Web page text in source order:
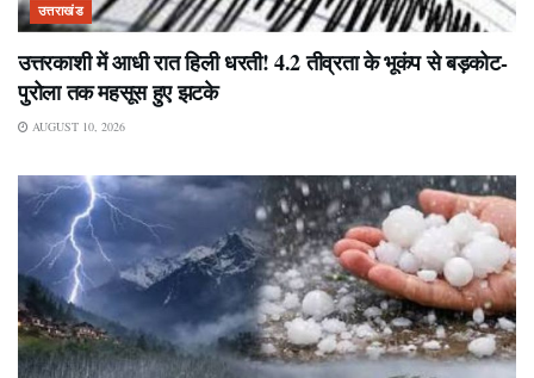
उत्तराखंड
उत्तरकाशी में आधी रात हिली धरती! 4.2 तीव्रता के भूकंप से बड़कोट-
पुरोला तक महसूस हुए झटके
AUGUST 10, 2026